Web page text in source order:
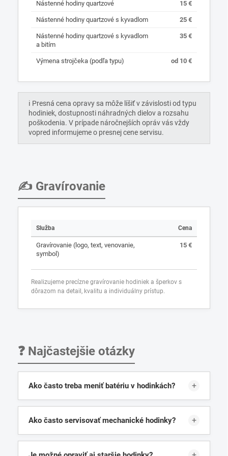
Nástenné hodiny quartzové 15 €
Nástenné hodiny quartzové s kyvadlom 25 €
Nástenné hodiny quartzové s kyvadlom
a bitím
35 €
Výmena strojčeka (podľa typu) od 10 €
ℹ️ Presná cena opravy sa môže líšiť v závislosti od typu
hodiniek, dostupnosti náhradných dielov a rozsahu
poškodenia. V prípade náročnejších opráv vás vždy
vopred informujeme o presnej cene servisu.
✍️ Gravírovanie
Služba Cena
Gravírovanie (logo, text, venovanie,
symbol)
15 €
Realizujeme precízne gravírovanie hodiniek a šperkov s
dôrazom na detail, kvalitu a individuálny prístup.
❓ Najčastejšie otázky
Ako často treba meniť batériu v hodinkách? +
Väčšina quartz hodiniek vyžaduje výmenu batérie
približne každé 1 až 2 roky.
Ako často servisovať mechanické hodinky? +
Odporúča sa kompletný servis približne každých 4 až